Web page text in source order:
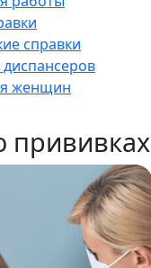
справки
женщин
прививках